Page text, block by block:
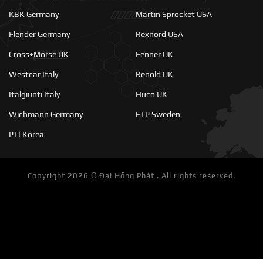
KBK Germany
Flender Germany
Cross+Morse UK
Westcar Italy
Italgiunti Italy
Wichmann Germany
PTI Korea
Martin Sprocket USA
Rexnord USA
Fenner UK
Renold UK
Huco UK
ETP Sweden
Copyright 2026 © Đại Hồng Phát . All rights reserved.